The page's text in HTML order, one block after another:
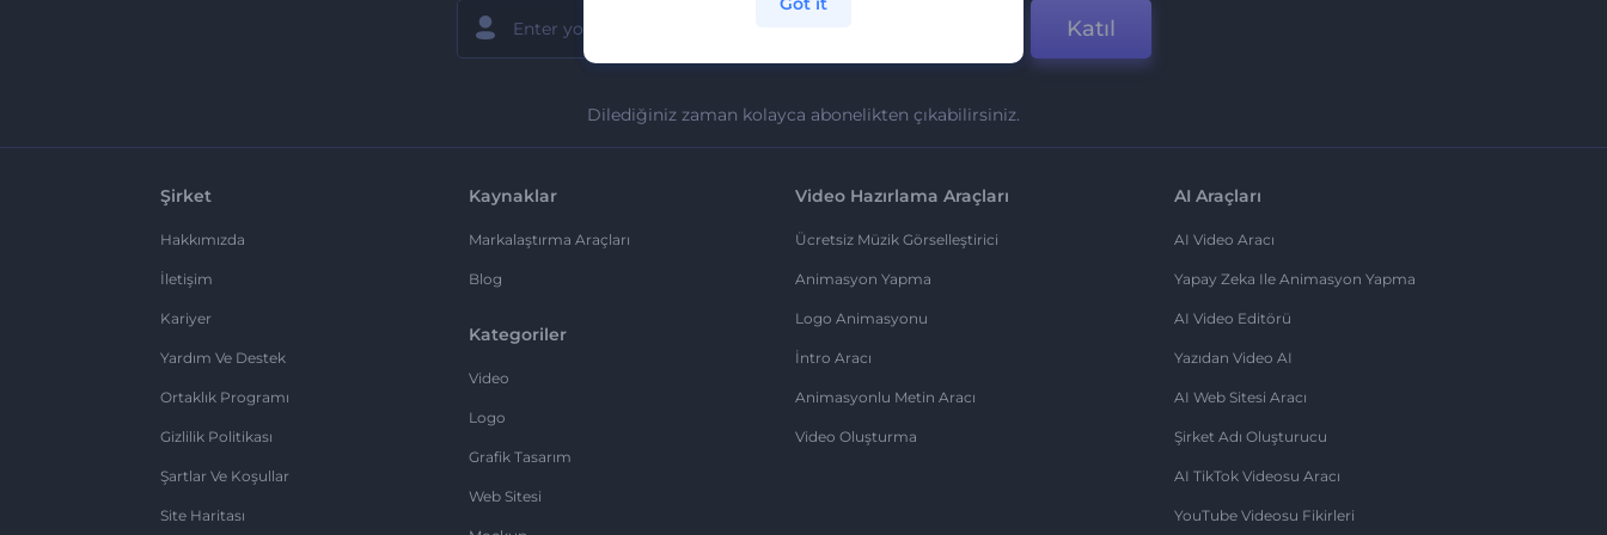
Katıl
Dilediğiniz zaman kolayca abonelikten çıkabilirsiniz.
Şirket
Hakkımızda
İletişim
Kariyer
Yardım Ve Destek
Ortaklık Programı
Gizlilik Politikası
Şartlar Ve Koşullar
Site Haritası
Kaynaklar
Markalaştırma Araçları
Blog
Kategoriler
Video
Logo
Grafik Tasarım
Web Sitesi
Video Hazırlama Araçları
Ücretsiz Müzik Görselleştirici
Animasyon Yapma
Logo Animasyonu
İntro Aracı
Animasyonlu Metin Aracı
Video Oluşturma
AI Araçları
AI Video Aracı
Yapay Zeka Ile Animasyon Yapma
AI Video Editörü
Yazıdan Video AI
AI Web Sitesi Aracı
Şirket Adı Oluşturucu
AI TikTok Videosu Aracı
YouTube Videosu Fikirleri